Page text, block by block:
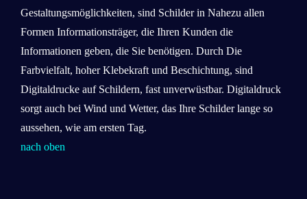
Gestaltungsmöglichkeiten, sind Schilder in Nahezu allen
Formen Informationsträger, die Ihren Kunden die
Informationen geben, die Sie benötigen. Durch Die
Farbvielfalt, hoher Klebekraft und Beschichtung, sind
Digitaldrucke auf Schildern, fast unverwüstbar. Digitaldruck
sorgt auch bei Wind und Wetter, das Ihre Schilder lange so
aussehen, wie am ersten Tag.
nach oben